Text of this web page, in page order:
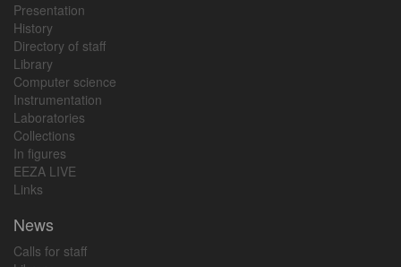
Presentation
History
Directory of staff
Library
Computer science
Instrumentation
Laboratories
Collections
In figures
EEZA LIVE
Links
News
Calls for staff